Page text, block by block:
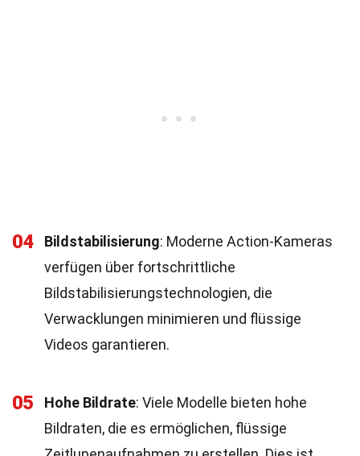
04 Bildstabilisierung: Moderne Action-Kameras
verfügen über fortschrittliche
Bildstabilisierungstechnologien, die
Verwacklungen minimieren und flüssige
Videos garantieren.
05 Hohe Bildrate: Viele Modelle bieten hohe
Bildraten, die es ermöglichen, flüssige